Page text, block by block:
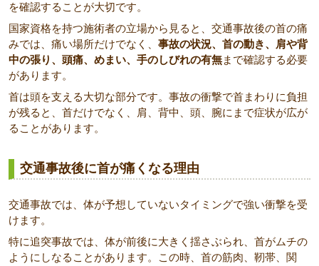
を確認することが大切です。
国家資格を持つ施術者の立場から見ると、交通事故後の首の痛
みでは、痛い場所だけでなく、 事故の状況、首の動き、肩や背
中の張り、頭痛、めまい、手のしびれの有無まで確認する必要
があります。
首は頭を支える大切な部分です。事故の衝撃で首まわりに負担
が残ると、首だけでなく、肩、背中、頭、腕にまで症状が広が
ることがあります。
交通事故後に首が痛くなる理由
交通事故では、体が予想していないタイミングで強い衝撃を受
けます。
特に追突事故では、体が前後に大きく揺さぶられ、首がムチの
ようにしなることがあります。この時、首の筋肉、靭帯、関